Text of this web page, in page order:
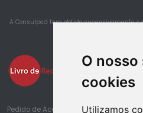
O nosso
cookies
Utilizamos
A Consulped tem obtido sucessivamente o
Pedido de Acesso à Informação de